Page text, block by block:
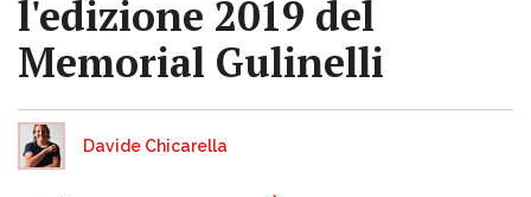
l'edizione 2019 del
Memorial Gulinelli
Davide Chicarella